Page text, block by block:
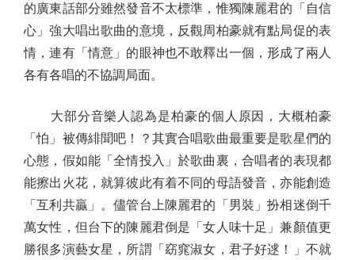
的廣東話部分雖然發音不太標準，惟獨陳麗君的「自信
心」強大唱出歌曲的意境，反觀周柏豪就有點局促的表
情，連有「情意」的眼神也不敢釋出一個，形成了兩人
各有各唱的不協調局面。
大部分音樂人認為是柏豪的個人原因，大概柏豪
「怕」被傳緋聞吧！？其實合唱歌曲最重要是歌星們的
心態，假如能「全情投入」於歌曲裏，合唱者的表現都
能擦出火花，就算彼此有着不同的母語發音，亦能創造
「互利共贏」。儘管台上陳麗君的「男裝」扮相迷倒千
萬女性，但台下的陳麗君倒是「女人味十足」兼顏值更
勝很多演藝女星，所謂「窈窕淑女，君子好逑！」不就